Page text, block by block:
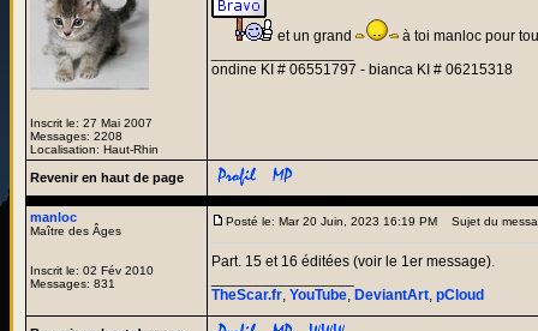
Inscrit le: 27 Mai 2007
Messages: 2208
Localisation: Haut-Rhin
et un grand
à toi manloc pour
ondine KI # 06551797 - bianca KI # 06215318
Revenir en haut de page
manloc
Maître des Âges
Inscrit le: 02 Fév 2010
Messages: 831
Posté le: Mar 20 Juin, 2023 16:19 PM Sujet du
Part. 15 et 16 éditées (voir le 1er message).
TheScar.fr, YouTube, DeviantArt, pCloud